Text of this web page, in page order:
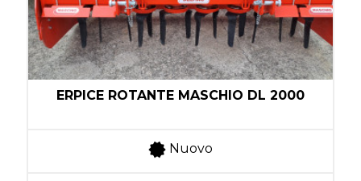
ERPICE ROTANTE MASCHIO DL 2000
Nuovo